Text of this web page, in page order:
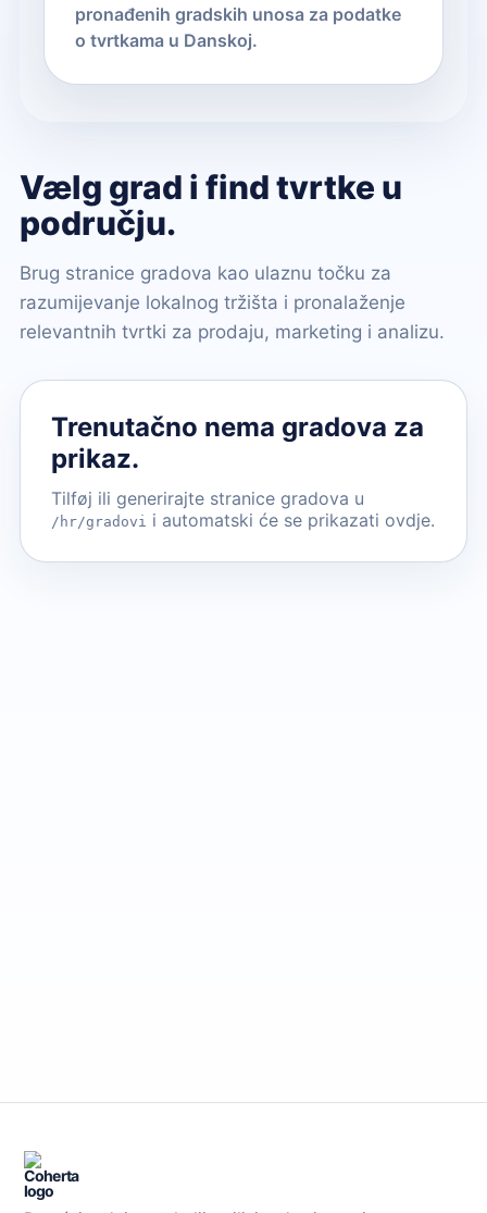
pronađenih gradskih unosa za podatke
o tvrtkama u Danskoj.
Vælg grad i find tvrtke u
području.
Brug stranice gradova kao ulaznu točku za
razumijevanje lokalnog tržišta i pronalaženje
relevantnih tvrtki za prodaju, marketing i analizu.
Trenutačno nema gradova za
prikaz.
Tilføj ili generirajte stranice gradova u
/hr/gradovi i automatski će se prikazati ovdje.